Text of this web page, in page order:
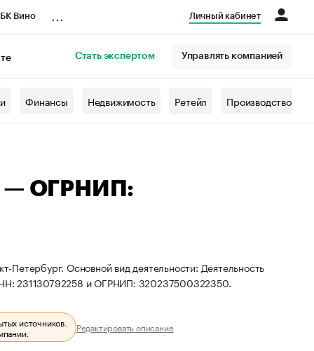
Вино Личный кабинет
Стать экспертом Управлять компанией
Финансы Недвижимость Ретейл Производство
— ОГРНИП:
Петербург. Основной вид деятельности: Деятельность
231130792258 и ОГРНИП: 320237500322350.
источников.
Редактировать описание